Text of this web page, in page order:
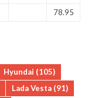
78.95
Hyundai (105)
Lada Vesta (91)